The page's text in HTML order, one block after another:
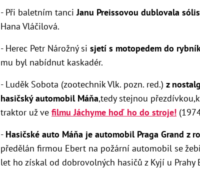
- Při baletním tanciJanu Preissovou dublovala
Hana Vláčilová.
- Herec Petr Nárožný si sjetí s motopedem do
mu byl nabídnut kaskadér.
- Luděk Sobota (zootechnik Vlk. pozn. red.) z
hasičský automobil Máňa,tedy stejnou
traktor už ve filmu Jáchyme hoď ho do stroje!
- Hasičské auto Máňa je automobil Praga Grand z
předělán firmou Ebert na požární automobil se
let ho získal od dobrovolných hasičů z Kyjí u Prahy